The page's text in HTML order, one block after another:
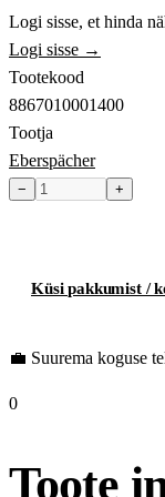
Logi sisse, et hinda
Logi sisse →
Tootekood
8867010001400
Tootja
Eberspächer
− +
Küsi pakkumist /
💼 Suurema koguse
0
Toote